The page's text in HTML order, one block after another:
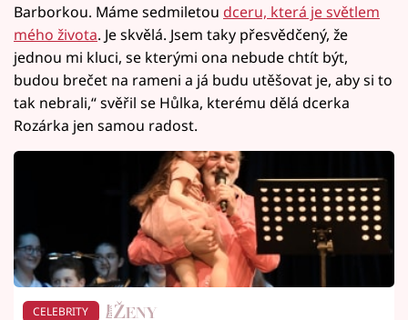
Barborkou. Máme sedmiletou dceru, která je světlem
mého života. Je skvělá. Jsem taky přesvědčený, že
jednou mi kluci, se kterými ona nebude chtít být,
budou brečet na rameni a já budu utěšovat je, aby si to
tak nebrali,“ svěřil se Hůlka, kterému dělá dcerka
Rozárka jen samou radost.
CELEBRITY